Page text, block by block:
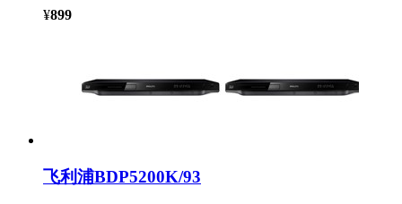
¥899
飞利浦BDP5200K/93